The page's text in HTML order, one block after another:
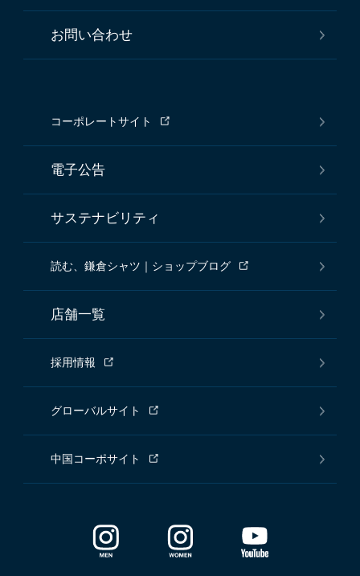
お問い合わせ
コーポレートサイト
電子公告
サステナビリティ
読む、鎌倉シャツ｜ショップブログ
店舗一覧
採用情報
グローバルサイト
中国コーポサイト